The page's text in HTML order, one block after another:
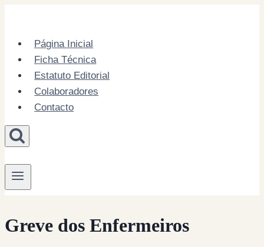
contentPágina Inicial
Ficha Técnica
Estatuto Editorial
Colaboradores
Contacto
Greve dos Enfermeiros